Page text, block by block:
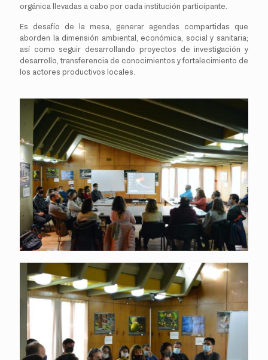
orgánica llevadas a cabo por cada institución participante.
Es desafío de la mesa, generar agendas compartidas que
aborden la dimensión ambiental, económica, social y sanitaria;
así como seguir desarrollando proyectos de investigación y
desarrollo, transferencia de conocimientos y fortalecimiento de
los actores productivos locales.